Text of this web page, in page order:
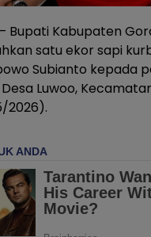
– Bupati Kabupaten
satu ekor sapi
Subianto kepada
Luwoo,
2026).